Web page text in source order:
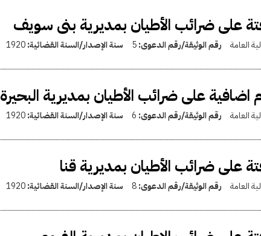
على ضرائب الأطيان بمديرية بنى سويف
العامة رقم الوثيقة/رقم الدعوى:5 سنة الإصدار/السنة القضائية:1920
على ضرائب الأطيان بمديرية البحيرة
العامة رقم الوثيقة/رقم الدعوى: 6 سنة الإصدار/السنة القضائية:1920
على ضرائب الأطيان بمديرية قنا
العامة رقم الوثيقة/رقم الدعوى:8 سنة الإصدار/السنة القضائية:1920